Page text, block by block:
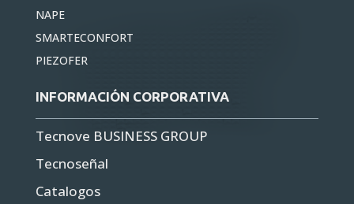
NAPE
SMARTECONFORT
PIEZOFER
INFORMACIÓN CORPORATIVA
Tecnove BUSINESS GROUP
Tecnoseñal
Catalogos